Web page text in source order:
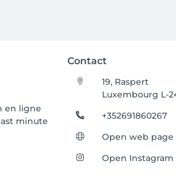
Contact
en ligne
minute
19, Raspert
Luxembourg L-
+352691860267
Open web page
Open Instagram